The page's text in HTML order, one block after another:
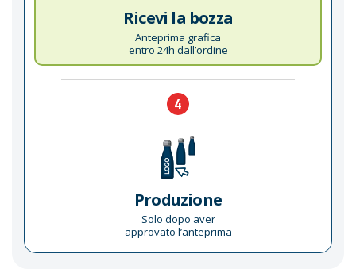
Ricevi la bozza
Anteprima grafica
entro 24h dall’ordine
4
Produzione
Solo dopo aver
approvato l’anteprima